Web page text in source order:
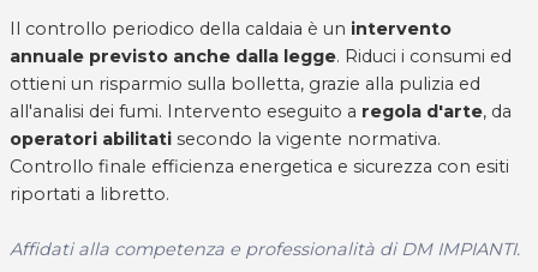
Il controllo periodico della caldaia è un intervento
annuale previsto anche dalla legge. Riduci i consumi ed
ottieni un risparmio sulla bolletta, grazie alla pulizia ed
all'analisi dei fumi. Intervento eseguito a regola d'arte, da
operatori abilitati secondo la vigente normativa.
Controllo finale efficienza energetica e sicurezza con esiti
riportati a libretto.
Affidati alla competenza e professionalità di DM IMPIANTI.